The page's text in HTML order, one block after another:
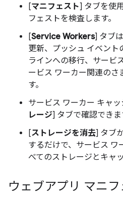
[マニフェスト] タブを使
フェストを検査します。
[Service Workers] タブ
更新、プッシュ イベント
ラインへの移行、サービ
ービス ワーカー関連のさ
す。
サービス ワーカー キャ
レージ] タブで確認できま
[ストレージを消去] タブ
するだけで、サービス ワ
べてのストレージとキャ
ウェブアプリ マニフ